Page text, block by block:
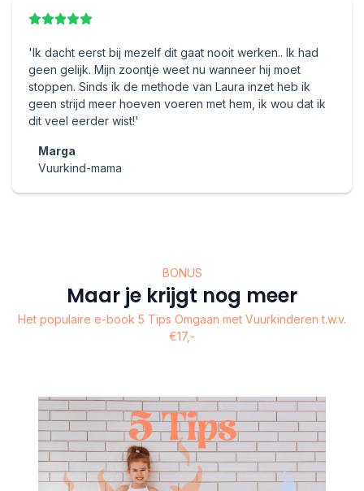
'Ik dacht eerst bij mezelf dit gaat nooit werken.. Ik had
geen gelijk. Mijn zoontje weet nu wanneer hij moet
stoppen. Sinds ik de methode van Laura inzet heb ik
geen strijd meer hoeven voeren met hem, ik wou dat ik
dit veel eerder wist!'
Marga
Vuurkind-mama
BONUS
Maar je krijgt nog meer
Het populaire e-book 5 Tips Omgaan met Vuurkinderen t.w.v.
€17,-